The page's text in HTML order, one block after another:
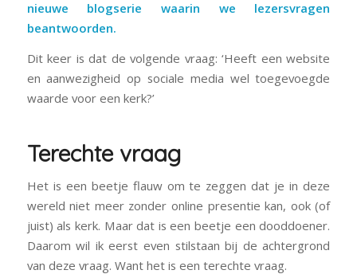
nieuwe blogserie waarin we lezersvragen
beantwoorden.
Dit keer is dat de volgende vraag:‘Heeft een website
en aanwezigheid op sociale media wel toegevoegde
waarde voor een kerk?’
Terechte vraag
Het is een beetje flauw om te zeggen dat je in deze
wereld niet meer zonder online presentie kan, ook (of
juist) als kerk. Maar dat is een beetje een dooddoener.
Daarom wil ik eerst even stilstaan bij de achtergrond
van deze vraag. Want het is een terechte vraag.